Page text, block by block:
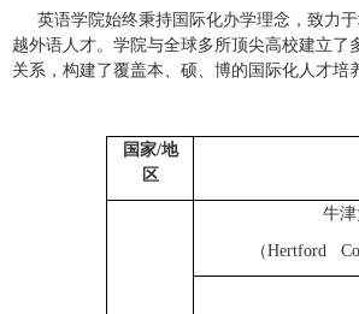
英语学院始终秉持国际化办学理念，致力
越外语人才。学院与全球多所顶尖高校建立了
关系，构建了覆盖本、硕、博的国际化人才培
国家/地
区
牛
（Hertford